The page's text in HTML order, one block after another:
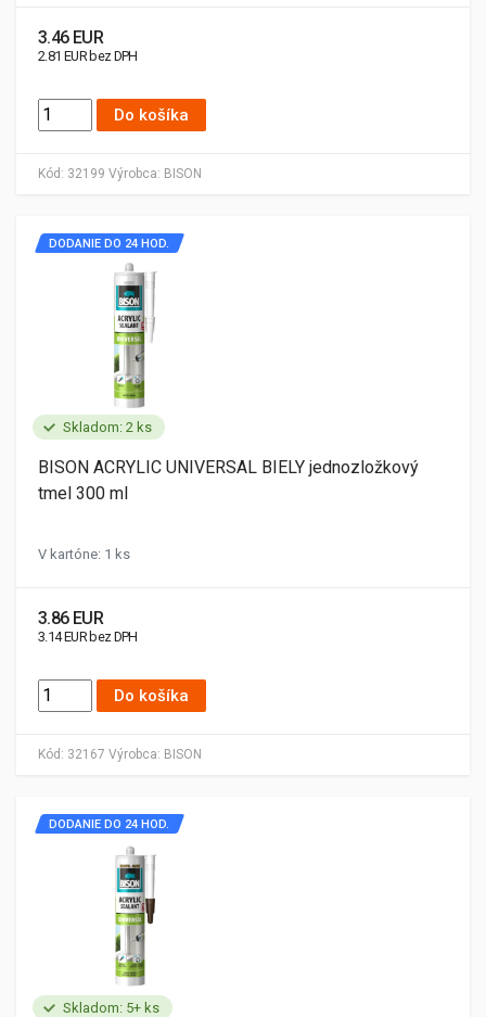
Kód: 32199 Výrobca: BISON
3.46 EUR
2.81 EUR bez DPH
Do košíka
Skladom: 2 ks
Kód: 32167 Výrobca: BISON
DODANIE DO 24 HOD.
BISON ACRYLIC UNIVERSAL BIELY jednozložkový
tmel 300 ml
V kartóne: 1 ks
3.86 EUR
3.14 EUR bez DPH
Do košíka
Skladom: 5+ ks
DODANIE DO 24 HOD.